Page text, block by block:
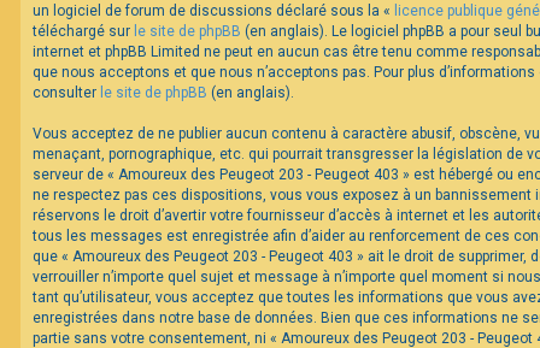
un logiciel de forum de discussions déclaré sous la « licence publique
téléchargé sur le site de phpBB (en anglais). Le logiciel phpBB a pour seul
internet et phpBB Limited ne peut en aucun cas être tenu comme
que nous acceptons et que nous n’acceptons pas. Pour plus
consulter le site de phpBB (en anglais).
Vous acceptez de ne publier aucun contenu à caractère abusif, obscène,
menaçant, pornographique, etc. qui pourrait transgresser la législation de
serveur de « Amoureux des Peugeot 203 - Peugeot 403 » est hébergé ou
ne respectez pas ces dispositions, vous vous exposez à un
réservons le droit d’avertir votre fournisseur d’accès à internet et les
tous les messages est enregistrée afin d’aider au renforcement de ces
que « Amoureux des Peugeot 203 - Peugeot 403 » ait le droit de supprimer,
verrouiller n’importe quel sujet et message à n’importe quel moment si
tant qu’utilisateur, vous acceptez que toutes les informations que vous
enregistrées dans notre base de données. Bien que ces informations ne
partie sans votre consentement, ni « Amoureux des Peugeot 203 - Peugeot